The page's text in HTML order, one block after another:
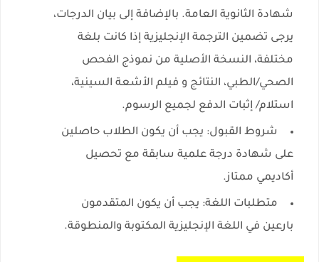
شهادة الثانوية العامة. بالإضافة إلى بيان الدرجات،
يرجى تضمين الترجمة الإنجليزية إذا كانت بلغة
مختلفة، النسخة الأصلية من نموذج الفحص
الصحي/الطبي، النتائج و فيلم الأشعة السينية،
استلام/ إثبات الدفع لجميع الرسوم.
شروط القبول: يجب أن يكون الطلاب حاصلين
على شهادة درجة علمية سابقة مع تحصيل
أكاديمي ممتاز.
متطلبات اللغة: يجب أن يكون المتقدمون
بارعين في اللغة الإنجليزية المكتوبة والمنطوقة.